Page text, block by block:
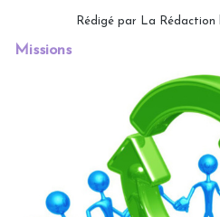
Rédigé par La Rédaction
Missions